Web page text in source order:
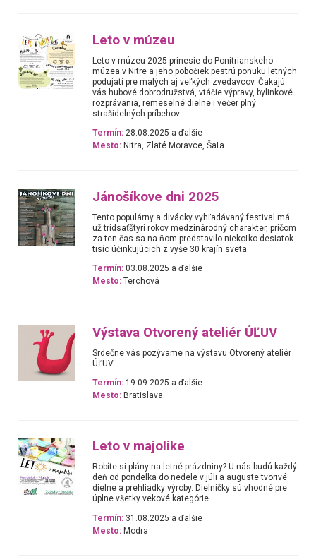
Leto v múzeu
Leto v múzeu 2025 prinesie do Ponitrianskeho
múzea v Nitre a jeho pobočiek pestrú ponuku letných
podujatí pre malých aj veľkých zvedavcov. Čakajú
vás hubové dobrodružstvá, vtáčie výpravy, bylinkové
rozprávania, remeselné dielne i večer plný
strašidelných príbehov.
Termín: 28.08.2025 a ďalšie
Mesto: Nitra, Zlaté Moravce, Šaľa
Jánošíkove dni 2025
Tento populárny a divácky vyhľadávaný festival má
už tridsaťštyri rokov medzinárodný charakter, pričom
za ten čas sa na ňom predstavilo niekoľko desiatok
tisíc účinkujúcich z vyše 30 krajín sveta.
Termín: 03.08.2025 a ďalšie
Mesto: Terchová
Výstava Otvorený ateliér ÚĽUV
Srdečne vás pozývame na výstavu Otvorený ateliér
ÚĽUV.
Termín: 19.09.2025 a ďalšie
Mesto: Bratislava
Leto v majolike
Robíte si plány na letné prázdniny? U nás budú každý
deň od pondelka do nedele v júli a auguste tvorivé
dielne a prehliadky výroby. Dielničky sú vhodné pre
úplne všetky vekové kategórie.
Termín: 31.08.2025 a ďalšie
Mesto: Modra